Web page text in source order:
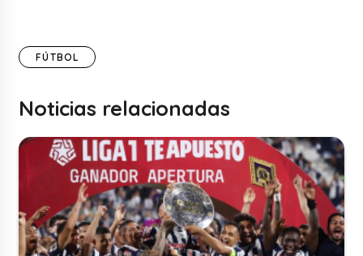
FÚTBOL
Noticias relacionadas